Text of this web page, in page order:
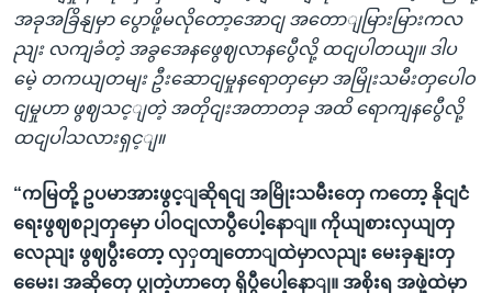
အခုအခြိနျမှာ ပွောဖို့မလိုတော့အောငျ အတောျမြားမြားကလ
ညျး လကျခံတဲ့ အခွအေနဖွေဈလာနပွေီလို့ ထငျပါတယျ။ ဒါပ
မေဲ့ တကယျတမျး ဦးဆောငျမှုနရောတှမှော အမြိုးသမီးတှပေါဝ
ငျမှုဟာ ဖွဈသင့ျတဲ့ အတိုငျးအတာတခု အထိ ရောကျနပွေီလို့
ထငျပါသလားရှင့ျ။
“ကမြတို့ ဥပမာအားဖွင့ျဆိုရငျ အမြိုးသမီးတှေ ကတော့ နိုငျငံ
ရေးဖွဈစဉျတှမှော ပါဝငျလာပွီပေါ့နောျ။ ကိုယျစားလှယျတှ
လေညျး ဖွဈပွီးတော့ လှှတျတောျထဲမှာလညျး မေးခှနျးတှ
မေေး၊ အဆိုတှေ ပွုတဲ့ဟာတှေ ရှိပွီပေါ့နောျ။ အစိုးရ အဖှဲ့ထဲမှာ